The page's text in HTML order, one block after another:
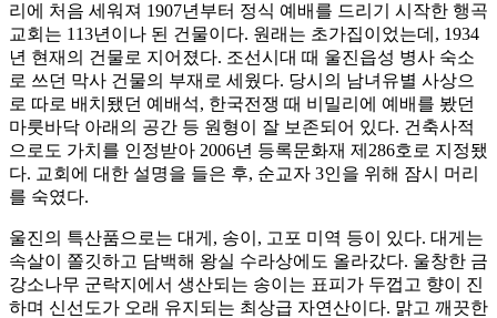
리에 처음 세워져 1907년부터 정식 예배를 드리기 시작한 행곡
교회는 113년이나 된 건물이다. 원래는 초가집이었는데, 1934
년 현재의 건물로 지어졌다. 조선시대 때 울진읍성 병사 숙소
로 쓰던 막사 건물의 부재로 세웠다. 당시의 남녀유별 사상으
로 따로 배치됐던 예배석, 한국전쟁 때 비밀리에 예배를 봤던
마룻바닥 아래의 공간 등 원형이 잘 보존되어 있다. 건축사적
으로도 가치를 인정받아 2006년 등록문화재 제286호로 지정됐
다. 교회에 대한 설명을 들은 후, 순교자 3인을 위해 잠시 머리
를 숙였다.
울진의 특산품으로는 대게, 송이, 고포 미역 등이 있다. 대게는
속살이 쫄깃하고 담백해 왕실 수라상에도 올라갔다. 울창한 금
강소나무 군락지에서 생산되는 송이는 표피가 두껍고 향이 진
하며 신선도가 오래 유지되는 최상급 자연산이다. 맑고 깨끗한